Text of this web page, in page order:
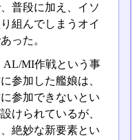
普段に加え、イソ
組んでしまうオイ
った。
AL/MI作戦という事
参加した艦娘は、
参加できないとい
けられているが、
絶妙な新要素とい